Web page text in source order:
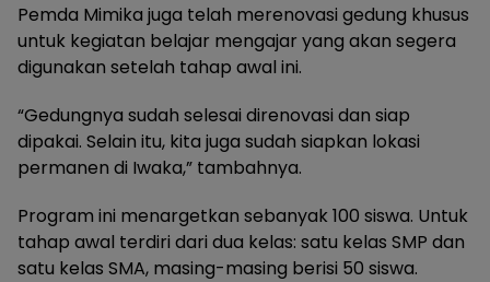
Pemda Mimika juga telah merenovasi gedung khusus
untuk kegiatan belajar mengajar yang akan segera
digunakan setelah tahap awal ini.
“Gedungnya sudah selesai direnovasi dan siap
dipakai. Selain itu, kita juga sudah siapkan lokasi
permanen di Iwaka,” tambahnya.
Program ini menargetkan sebanyak 100 siswa. Untuk
tahap awal terdiri dari dua kelas: satu kelas SMP dan
satu kelas SMA, masing-masing berisi 50 siswa.